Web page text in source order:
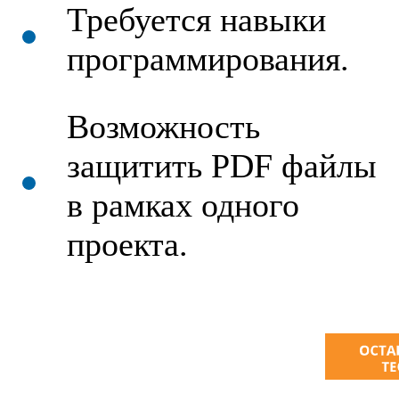
Требуется навыки
программирования.
Возможность
защитить PDF файлы
в рамках одного
проекта.